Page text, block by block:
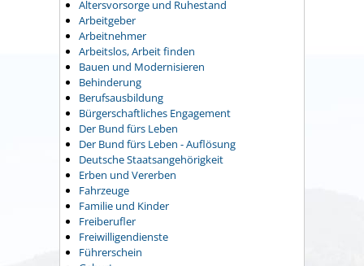
Altersvorsorge und Ruhestand
Arbeitgeber
Arbeitnehmer
Arbeitslos, Arbeit finden
Bauen und Modernisieren
Behinderung
Berufsausbildung
Bürgerschaftliches Engagement
Der Bund fürs Leben
Der Bund fürs Leben - Auflösung
Deutsche Staatsangehörigkeit
Erben und Vererben
Fahrzeuge
Familie und Kinder
Freiberufler
Freiwilligendienste
Führerschein